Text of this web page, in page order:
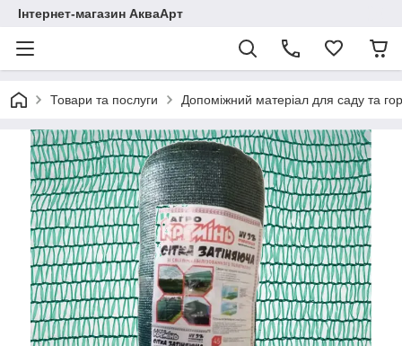
Інтернет-магазин АкваАрт
Товари та послуги Допоміжний матеріал для саду та